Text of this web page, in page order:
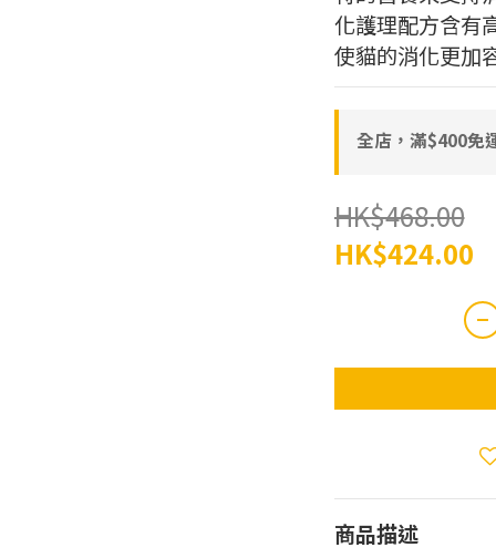
化護理配方含有
使貓的消化更加
全店，滿$400免
HK$468.00
HK$424.00
商品描述